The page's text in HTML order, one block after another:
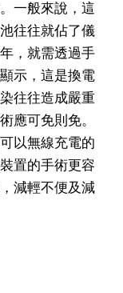
一般來說，這
往往就佔了儀
，就需透過手
示，這是換電
往往造成嚴重
應可免則免。
以無線充電的
置的手術更容
減輕不便及減